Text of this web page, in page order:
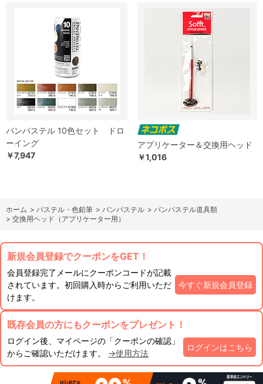
パンパステル 10色セット ドロ
ーイング
￥7,947
アプリケーター＆交換用ヘッド
￥1,016
ホーム > パステル・色鉛筆 > パンパステル > パンパステル道具類
> 交換用ヘッド（アプリケーター用）
新規会員登録でクーポンをGET！
会員登録完了メールにクーポンコードが記載
されています。初回購入時からご利用いただ
けます。
今すぐ新規会員登録
既存会員の方にもクーポンをプレゼント！
ログイン後、マイページの「クーポンの確認」
からご確認いただけます。 →使用方法
ログインはこちら